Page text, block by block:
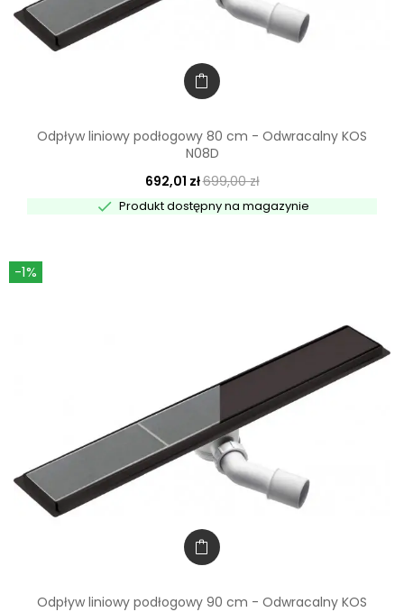
Odpływ liniowy podłogowy 80 cm - Odwracalny KOS
N08D
692,01 zł699,00 zł
 Produkt dostępny na magazynie
-1%
Odpływ liniowy podłogowy 90 cm - Odwracalny KOS